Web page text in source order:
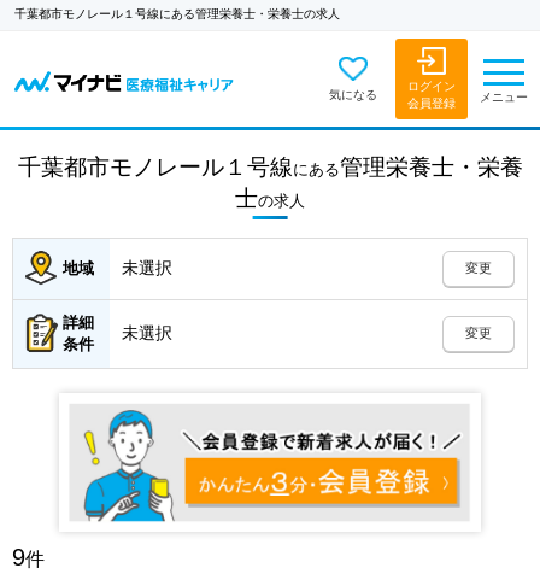
千葉都市モノレール１号線にある管理栄養士・栄養士の求人
気になる
ログイン
会員登録
メニュー
千葉都市モノレール１号線 にある管理栄養士・栄養
士の求人
地域 未選択 変更
詳細
条件
未選択 変更
9件